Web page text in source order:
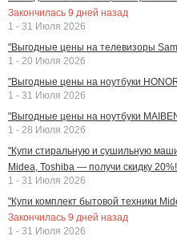
Закончилась 9 дней назад
1 - 31 Июля 2026
"Выгодные цены на телевизоры
1 - 20 Июля 2026
"Выгодные цены на ноутбуки
1 - 31 Июля 2026
"Выгодные цены на ноутбуки
1 - 28 Июля 2026
"Купи стиральную и сушильную
Midea, Toshiba — получи скидку
1 - 31 Июля 2026
"Купи комплект бытовой техники
Закончилась 9 дней назад
1 - 31 Июля 2026